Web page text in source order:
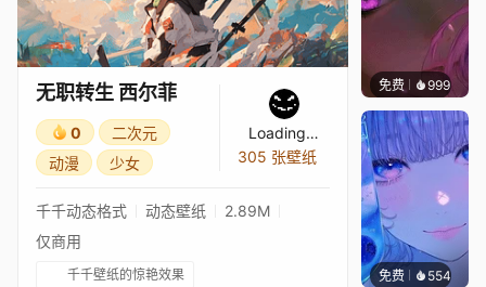
无职转生 西尔菲
0
二次元
动漫
少女
Loading…
305 张壁纸
千千动态格式 动态壁纸
2.89M
仅商用
千千壁纸的惊艳效果
免费 999辰东
免费 554辰东